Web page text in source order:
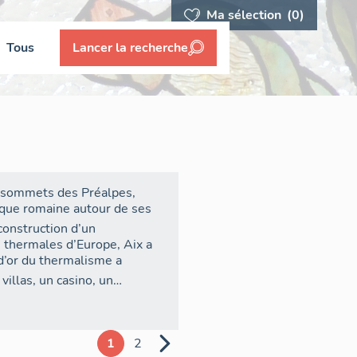
Ma sélection (0)
Tous
Lancer la recherche
des Préalpes,
romaine autour de ses
d’un
d’Europe, Aix a
du thermalisme a
un casino, un
le tourisme balnéaire.
1 2